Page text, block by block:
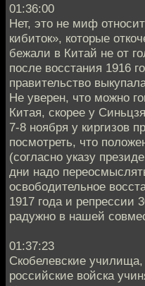
01:36:00
Нет, это не миф
кибиток», которые
бежали в Китай не от
после восстания 1916
правительство
Не уверен, что можно
Китая, скорее у
7-8 ноября у киргизов
посмотреть, что
(согласно указу
дни надо
освободительное
1917 года и репрессии
радужно в нашей
01:37:23
Скобелевские училища,
российские войска